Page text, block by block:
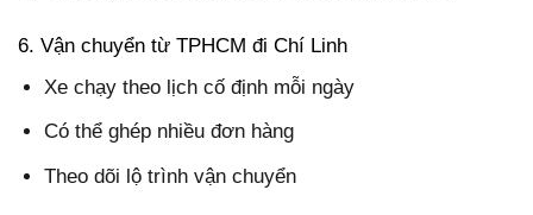
6. Vận chuyển từ TPHCM đi Chí Linh
Xe chạy theo lịch cố định mỗi ngày
Có thể ghép nhiều đơn hàng
Theo dõi lộ trình vận chuyển